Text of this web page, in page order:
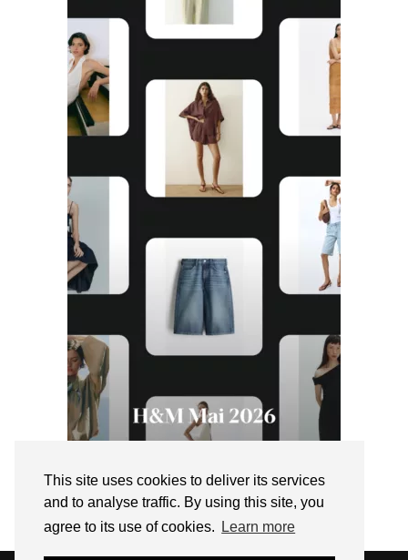
This site uses cookies to deliver its services
and to analyse traffic. By using this site, you
agree to its use of cookies.
Learn more